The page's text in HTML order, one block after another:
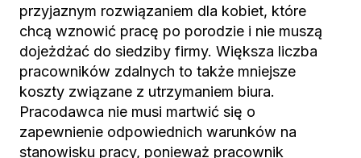
przyjaznym rozwiązaniem dla kobiet, które
chcą wznowić pracę po porodzie i nie muszą
dojeżdżać do siedziby firmy. Większa liczba
pracowników zdalnych to także mniejsze
koszty związane z utrzymaniem biura.
Pracodawca nie musi martwić się o
zapewnienie odpowiednich warunków na
stanowisku pracy, ponieważ pracownik